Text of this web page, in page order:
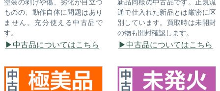
ものの、動作自体に問題はあり
ません。充分使える中古品で
す。
中古品についてはこちら
通で仕入れた新品とは厳密に区
別しています。買取時は未開封
の物も開封確認します。
中古品についてはこちら